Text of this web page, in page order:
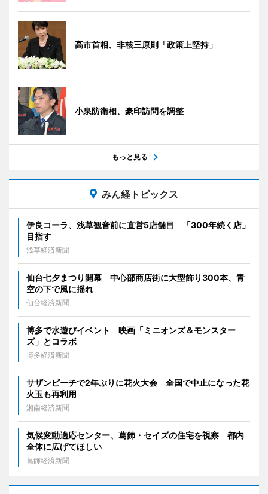
高市首相、非核三原則「政策上堅持」
小泉防衛相、豪印訪問を調整
もっと見る
みん経トピックス
伊良コーラ、浅草観音前に直営5店舗目 「300年続く店」
目指す
浅草経済新聞
仙台七夕まつり開幕 中心部商店街に大型飾り300本、青
空の下で風に揺れ
仙台経済新聞
博多で水遊びイベント 映画「ミニオンズ＆モンスター
ズ」とコラボ
博多経済新聞
サザンビーチで2年ぶりに花火大会 全国で中止になった花
火玉も再利用
湘南経済新聞
気候変動適応センター、葛飾・セイズの住宅を視察 都内
全体に広げてほしい
葛飾経済新聞